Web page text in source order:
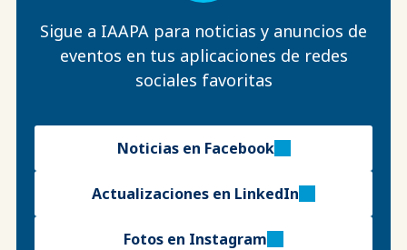
Sigue a IAAPA para noticias y anuncios de
eventos en tus aplicaciones de redes
sociales favoritas
Noticias en Facebook
Actualizaciones en LinkedIn
Fotos en Instagram